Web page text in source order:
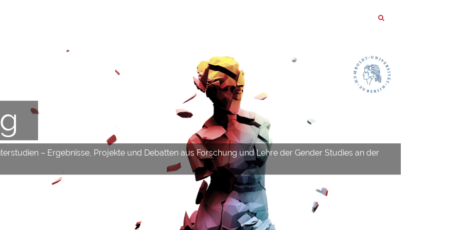
– Ergebnisse, Projekte und Debatten aus Forschung und Lehre der Gender Studies an der